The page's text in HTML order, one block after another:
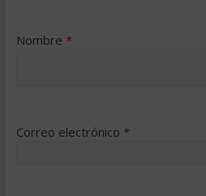
Nombre *
Correo electrónico *